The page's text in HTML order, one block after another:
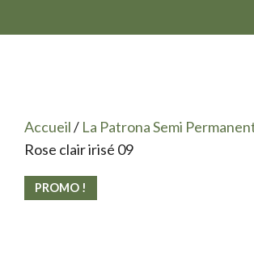
Accueil/ La Patrona Semi
Rose clair irisé 09
PROMO !